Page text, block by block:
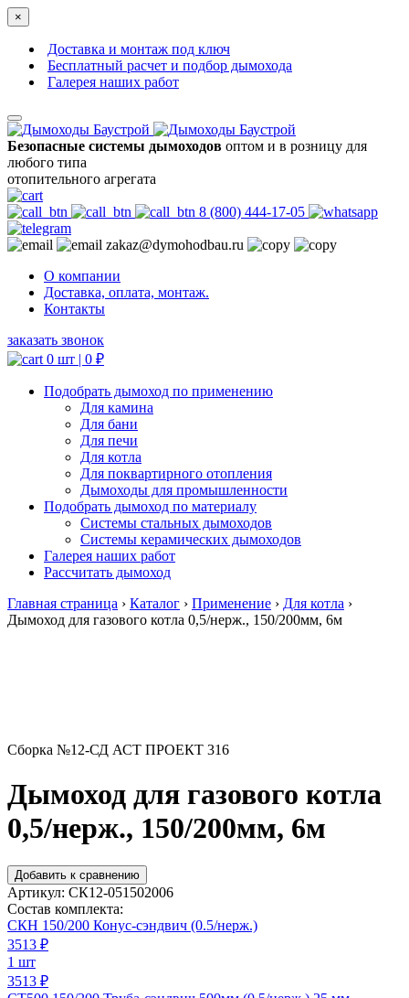
×
Доставка и монтаж под ключ
Бесплатный расчет и подбор дымохода
Галерея наших работ
Безопасные системы дымоходов оптом и в розницу для
любого типа
отопительного агрегата
8 (800) 444-17-05
zakaz@dymohodbau.ru
О компании
Доставка, оплата, монтаж.
Контакты
заказать звонок
0 шт | 0 ₽
Подобрать дымоход по применению
Для камина
Для бани
Для печи
Для котла
Для поквартирного отопления
Дымоходы для промышленности
Подобрать дымоход по материалу
Системы стальных дымоходов
Системы керамических дымоходов
Галерея наших работ
Рассчитать дымоход
Главная страница › Каталог › Применение › Для котла ›
Дымоход для газового котла 0,5/нерж., 150/200мм, 6м
Сборка №12-СД АСТ ПРОЕКТ 316
Дымоход для газового котла
0,5/нерж., 150/200мм, 6м
Добавить к сравнению
Артикул: СК12-051502006
Состав комплекта:
СКН 150/200 Конус-сэндвич (0.5/нерж.)
3513 ₽
1 шт
3513 ₽